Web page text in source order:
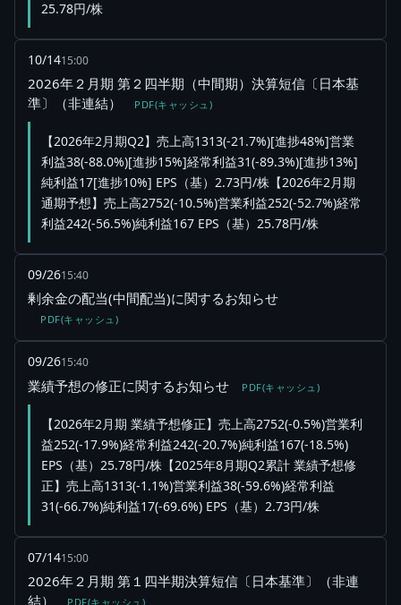
25.78円/株
10/1415:00
2026年２月期 第２四半期（中間期）決算短信〔日本基
準〕（非連結）
PDF(キャッシュ)
【2026年2月期Q2】売上高1313(-21.7%)[進捗48%]営業
利益38(-88.0%)[進捗15%]経常利益31(-89.3%)[進捗13%]
純利益17[進捗10%] EPS（基）2.73円/株【2026年2月期
通期予想】売上高2752(-10.5%)営業利益252(-52.7%)経常
利益242(-56.5%)純利益167 EPS（基）25.78円/株
09/2615:40
剰余金の配当(中間配当)に関するお知らせ
PDF(キャッシュ)
09/2615:40
業績予想の修正に関するお知らせ PDF(キャッシュ)
【2026年2月期 業績予想修正】売上高2752(-0.5%)営業利
益252(-17.9%)経常利益242(-20.7%)純利益167(-18.5%)
EPS（基）25.78円/株【2025年8月期Q2累計 業績予想修
正】売上高1313(-1.1%)営業利益38(-59.6%)経常利益
31(-66.7%)純利益17(-69.6%) EPS（基）2.73円/株
07/1415:00
2026年２月期 第１四半期決算短信〔日本基準〕（非連
結）
PDF(キャッシュ)